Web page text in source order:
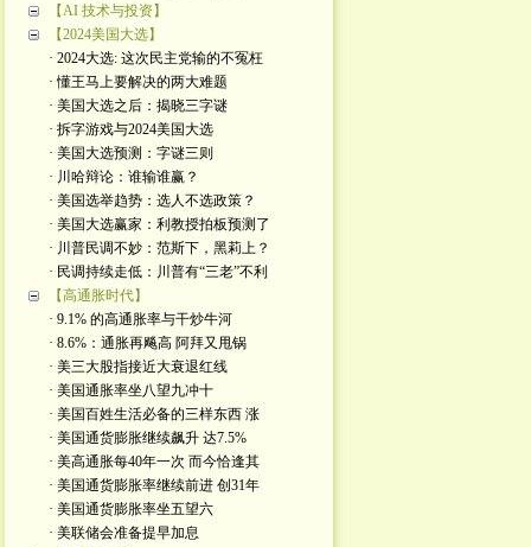
【AI 技术与投资】
【2024美国大选】
· 2024大选: 这次民主党输的不冤枉
· 懂王马上要解决的两大难题
· 美国大选之后：揭晓三字谜
· 拆字游戏与2024美国大选
· 美国大选预测：字谜三则
· 川哈辩论：谁输谁赢？
· 美国选举趋势：选人不选政策？
· 美国大选赢家：利教授拍板预测了
· 川普民调不妙：范斯下，黑莉上？
· 民调持续走低：川普有“三老”不利
【高通胀时代】
· 9.1% 的高通胀率与干炒牛河
· 8.6%：通胀再飚高 阿拜又甩锅
· 美三大股指接近大衰退红线
· 美国通胀率坐八望九冲十
· 美国百姓生活必备的三样东西 涨
· 美国通货膨胀继续飙升 达7.5%
· 美高通胀每40年一次 而今恰逢其
· 美国通货膨胀率继续前进 创31年
· 美国通货膨胀率坐五望六
· 美联储会准备提早加息